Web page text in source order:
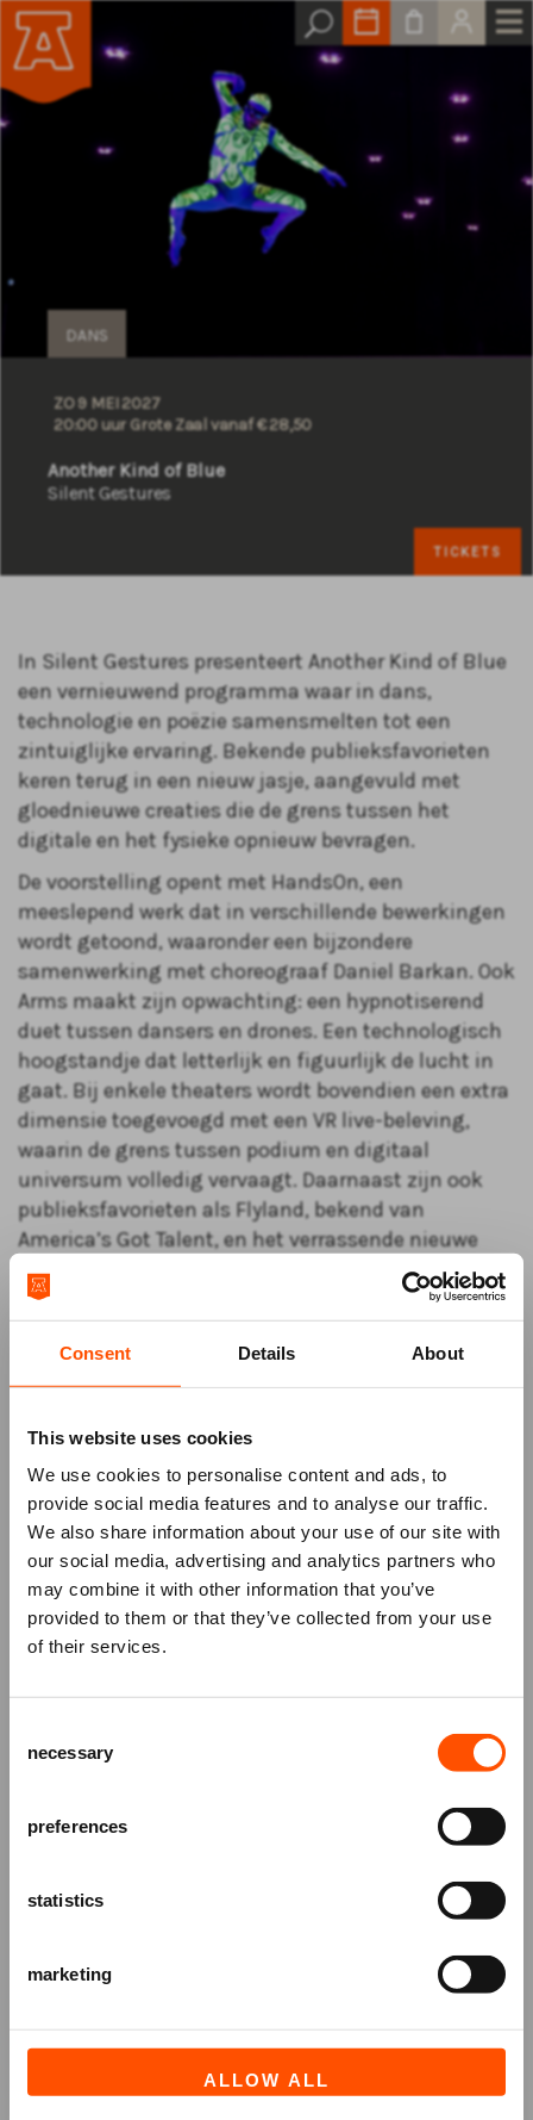
Consent Details About
This website uses cookies
We use cookies to personalise content and ads, to
provide social media features and to analyse our traffic.
We also share information about your use of our site with
our social media, advertising and analytics partners who
may combine it with other information that you’ve
provided to them or that they’ve collected from your use
of their services.
Selection
necessary
preferences
statistics
marketing
ALLOW ALL
Another Kind of Blue
Silent Gestures
DANS
ZO 9 MEI 2027
20:00 uur Grote Zaal vanaf € 28,50
TICKETS
In Silent Gestures presenteert Another Kind of Blue
een vernieuwend programma waar in dans,
technologie en poëzie samensmelten tot een
zintuiglijke ervaring. Bekende publieksfavorieten
keren terug in een nieuw jasje, aangevuld met
gloednieuwe creaties die de grens tussen het
digitale en het fysieke opnieuw bevragen.
De voorstelling opent met HandsOn, een
meeslepend werk dat in verschillende bewerkingen
wordt getoond, waaronder een bijzondere
samenwerking met choreograaf Daniel Barkan. Ook
Arms maakt zijn opwachting: een hypnotiserend
duet tussen dansers en drones. Een technologisch
hoogstandje dat letterlijk en figuurlijk de lucht in
gaat. Bij enkele theaters wordt bovendien een extra
dimensie toegevoegd met een VR live-beleving,
waarin de grens tussen podium en digitaal
universum volledig vervaagt. Daarnaast zijn ook
publieksfavorieten als Flyland, bekend van
America’s Got Talent, en het verrassende nieuwe
werk The Search, met een elektrische eenwieler in
de hoofdrol, te zien.
Met Silent Gestures blijft choreograaf David
Moederdagdiner
Maak je avond uit compleet met een
Moederdagdiner in ons Theaterrestaurant! Kom
voorafgaand aan de voorstelling om 17.30 uur
genieten van een heerlijk driegangendiner.
Reserveren kan direct tijdens het bestelproces. De
kosten bedragen € 43,50 per persoon.Bekijk hier
alvast het menu
Mis niks
en speciale aanbiedingen!